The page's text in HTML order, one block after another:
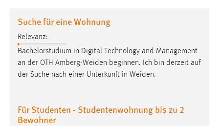
Suche für eine Wohnung
Relevanz:
Bachelorstudium in Digital Technology and Management
an der OTH Amberg-Weiden beginnen. Ich bin derzeit auf
der Suche nach einer Unterkunft in Weiden.
Für Studenten - Studentenwohnung bis zu 2
Bewohner
staticfilecache
Zweck:
Für performante Seitenauslieferung wird in diesem Cookie
gespeichert, ob man eingeloggt ist.
Name:
site-language-preference